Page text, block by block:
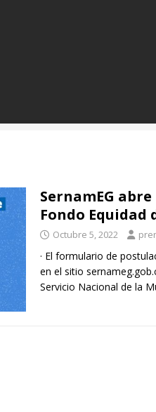
SernamEG
Fondo Equidad
Octubre 5, 2022
· El formulario de
en el sitio
Servicio Nacional de la